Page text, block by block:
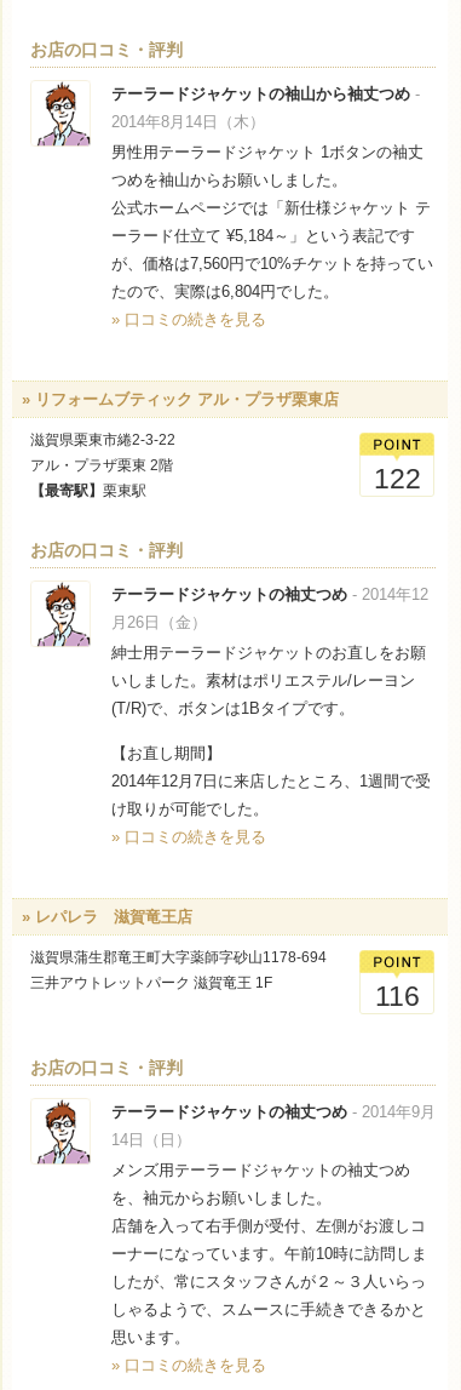
お店の口コミ・評判
テーラードジャケットの袖山から袖丈つめ -
2014年8月14日（木）
男性用テーラードジャケット 1ボタンの袖丈
つめを袖山からお願いしました。
公式ホームページでは「新仕様ジャケット テ
ーラード仕立て ¥5,184～」という表記です
が、価格は7,560円で10%チケットを持ってい
たので、実際は6,804円でした。
» 口コミの続きを見る
» リフォームブティック アル・プラザ栗東店
122
滋賀県栗東市綣2-3-22
アル・プラザ栗東 2階
【最寄駅】 栗東駅
お店の口コミ・評判
テーラードジャケットの袖丈つめ - 2014年12
月26日（金）
紳士用テーラードジャケットのお直しをお願
いしました。素材はポリエステル/レーヨン
(T/R)で、ボタンは1Bタイプです。
【お直し期間】
2014年12月7日に来店したところ、1週間で受
け取りが可能でした。
» 口コミの続きを見る
» レパレラ 滋賀竜王店
116
滋賀県蒲生郡竜王町大字薬師字砂山1178-694
三井アウトレットパーク 滋賀竜王 1F
お店の口コミ・評判
テーラードジャケットの袖丈つめ - 2014年9月
14日（日）
メンズ用テーラードジャケットの袖丈つめ
を、袖元からお願いしました。
店舗を入って右手側が受付、左側がお渡しコ
ーナーになっています。午前10時に訪問しま
したが、常にスタッフさんが２～３人いらっ
しゃるようで、スムースに手続きできるかと
思います。
» 口コミの続きを見る